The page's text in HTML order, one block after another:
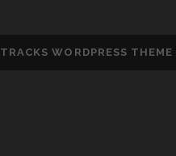
TRACKS WORDPRESS THEME